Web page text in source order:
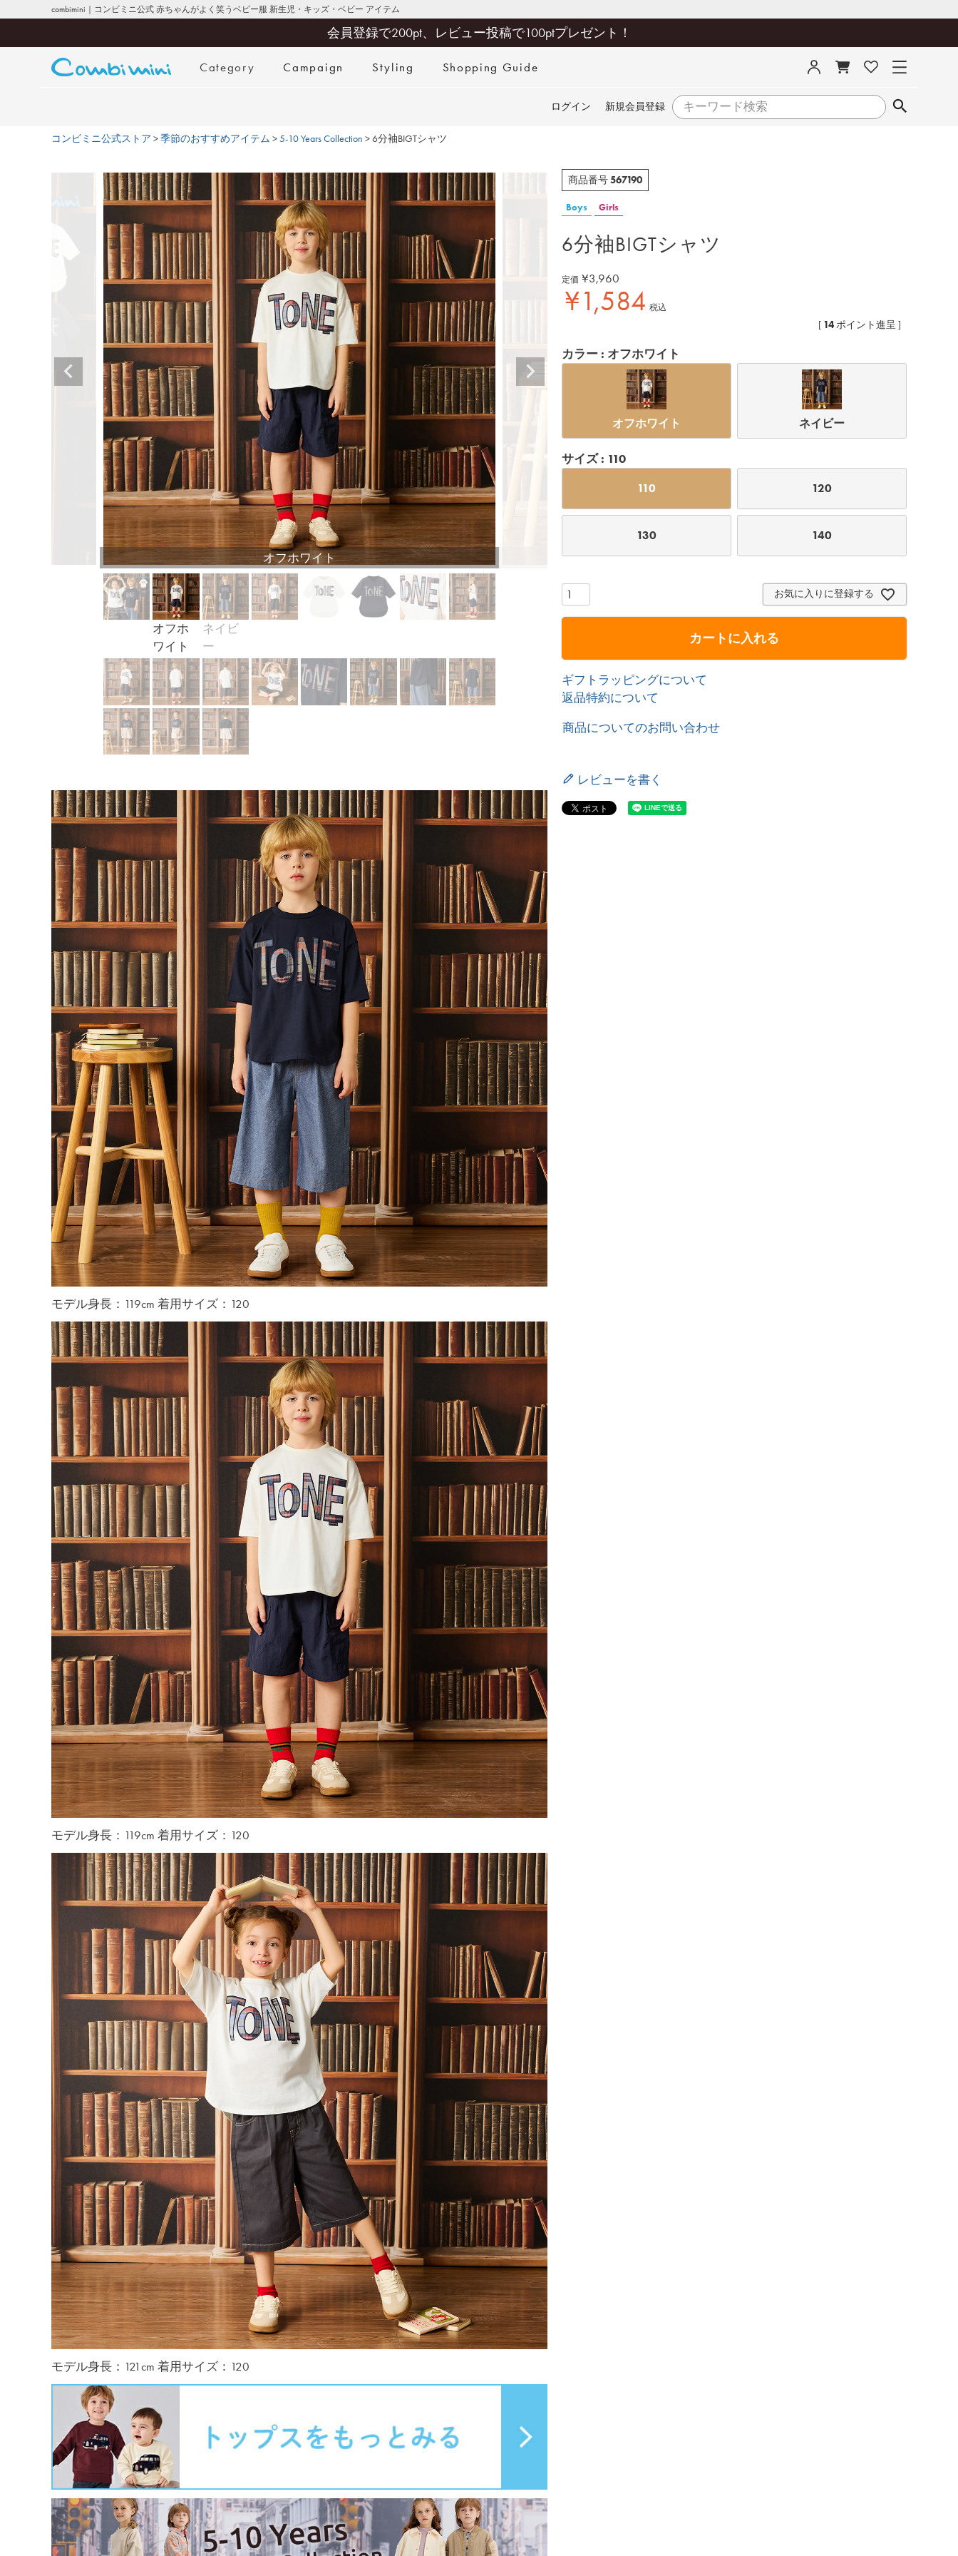
combimini｜コンビミニ公式 赤ちゃんがよく笑うベビー服 新生児・キッズ・ベビー アイテム
会員登録で200pt、レビュー投稿で100ptプレゼント！
Category Campaign Styling Shopping Guide
ログイン 新規会員登録
検索
コンビミニ公式ストア 季節のおすすめアイテム 5-10 Years Collection 6分袖BIGTシャツ
オフホワイト ネイビー
オフホ
ワイト
ネイビ
ー
モデル身長：119cm 着用サイズ：120
モデル身長：119cm 着用サイズ：120
モデル身長：121cm 着用サイズ：120
商品番号567190
Boys Girls
6分袖BIGTシャツ
定価 ¥3,960
¥1,584 税込
[ 14ポイント進呈 ]
カラー オフホワイト
オフホワイト ネイビー
サイズ 110
110 120
130 140
お気に入りに登録する
カートに入れる
ギフトラッピングについて
返品特約について
商品についてのお問い合わせ
レビューを書く